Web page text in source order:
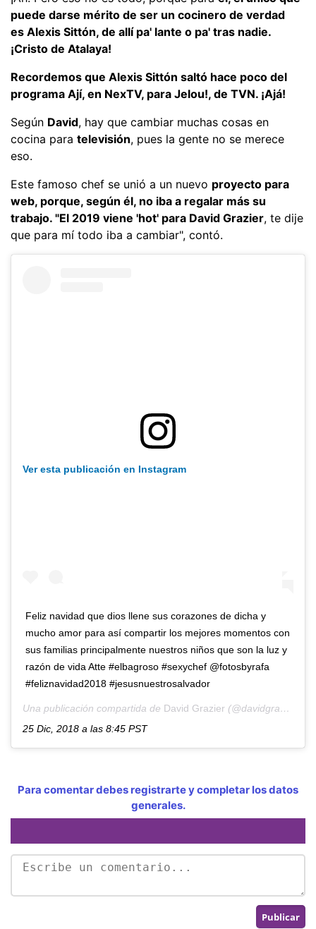
puede darse mérito de ser un cocinero de verdad
es Alexis Sittón, de allí pa' lante o pa' tras nadie.
¡Cristo de Atalaya!
Recordemos que Alexis Sittón saltó hace poco del
programa Ají, en NexTV, para Jelou!, de TVN. ¡Ajá!
Según David, hay que cambiar muchas cosas en
cocina para televisión, pues la gente no se merece
eso.
Este famoso chef se unió a un nuevo proyecto para
web, porque, según él, no iba a regalar más su
trabajo. "El 2019 viene 'hot' para David Grazier, te dije
que para mí todo iba a cambiar", contó.
Ver esta publicación en Instagram
Feliz navidad que dios llene sus corazones de dicha y
mucho amor para así compartir los mejores momentos con
sus familias principalmente nuestros niños que son la luz y
razón de vida Atte #elbagroso #sexychef @fotosbyrafa
#feliznavidad2018 #jesusnuestrosalvador
Una publicación compartida de David Grazier (@davidgrazierchef) el
25 Dic, 2018 a las 8:45 PST
Para comentar debes registrarte y completar los datos
generales.